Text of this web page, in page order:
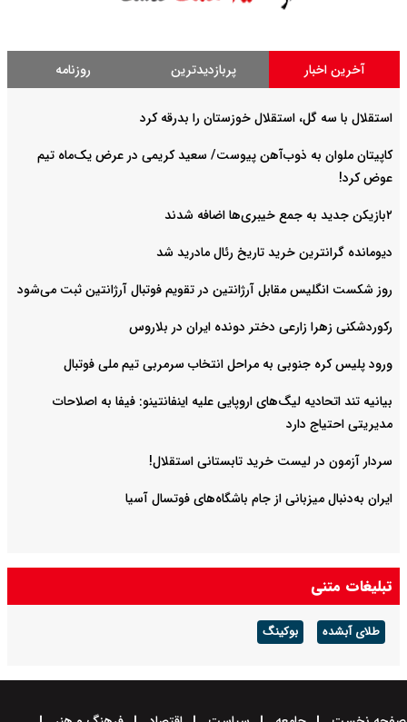
آخرین اخبار پربازدیدترین روزنامه
استقلال با سه گل، استقلال خوزستان را بدرقه کرد
کاپیتان ملوان به ذوب‌آهن پیوست/ سعید کریمی در عرض یک‌ماه تیم
عوض کرد!
۲بازیکن جدید به جمع خیبری‌ها اضافه شدند
دیومانده گرانترین خرید تاریخ رئال مادرید شد
روز شکست انگلیس مقابل آرژانتین در تقویم فوتبال آرژانتین ثبت می‌شود
رکوردشکنی زهرا زارعی دختر دونده ایران در بلاروس
ورود پلیس کره جنوبی به مراحل انتخاب سرمربی تیم ملی فوتبال
بیانیه تند اتحادیه لیگ‌های اروپایی علیه اینفانتینو: فیفا به اصلاحات
مدیریتی احتیاج دارد
سردار آزمون در لیست خرید تابستانی استقلال!
ایران به‌دنبال میزبانی از جام باشگاه‌های فوتسال آسیا
تبلیغات متنی
طلای آبشده بوکینگ